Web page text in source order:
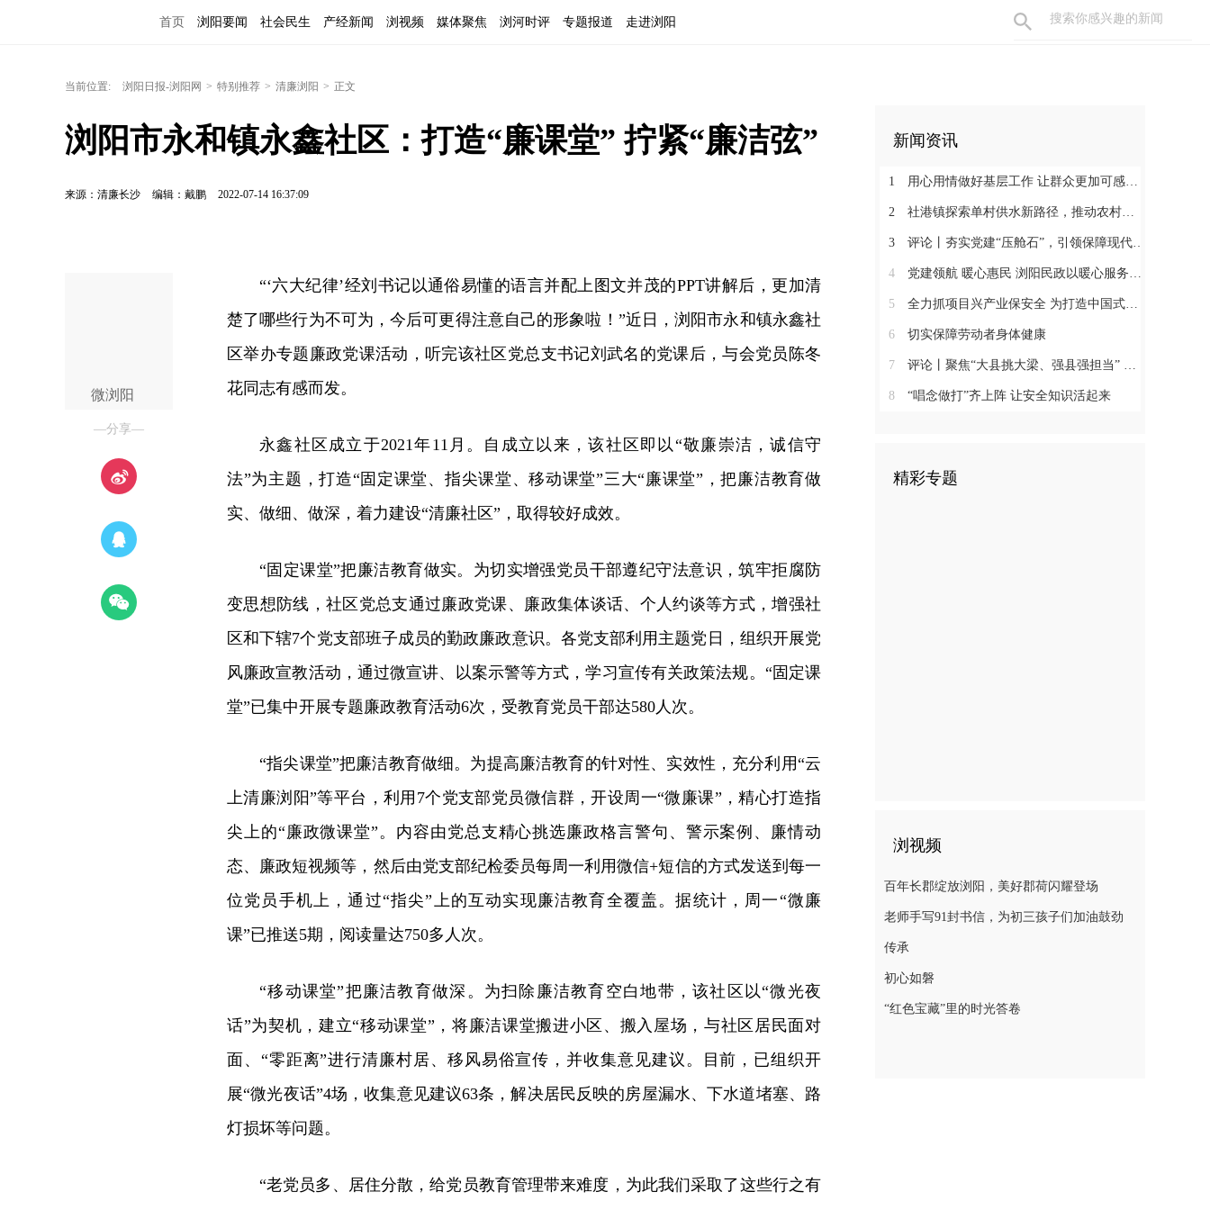
首页 浏阳要闻 社会民生 产经新闻 浏视频 媒体聚焦 浏河时评 专题报道 走进浏阳
当前位置: 浏阳日报-浏阳网 > 特别推荐 > 清廉浏阳 > 正文
浏阳市永和镇永鑫社区：打造“廉课堂” 拧紧“廉洁弦”
来源：清廉长沙 编辑：戴鹏 2022-07-14 16:37:09
微浏阳
—分享—
“‘六大纪律’经刘书记以通俗易懂的语言并配上图文并茂的PPT讲解后，更加清
楚了哪些行为不可为，今后可更得注意自己的形象啦！”近日，浏阳市永和镇永鑫社
区举办专题廉政党课活动，听完该社区党总支书记刘武名的党课后，与会党员陈冬
花同志有感而发。
永鑫社区成立于2021年11月。自成立以来，该社区即以“敬廉崇洁，诚信守
法”为主题，打造“固定课堂、指尖课堂、移动课堂”三大“廉课堂”，把廉洁教育做
实、做细、做深，着力建设“清廉社区”，取得较好成效。
“固定课堂”把廉洁教育做实。为切实增强党员干部遵纪守法意识，筑牢拒腐防
变思想防线，社区党总支通过廉政党课、廉政集体谈话、个人约谈等方式，增强社
区和下辖7个党支部班子成员的勤政廉政意识。各党支部利用主题党日，组织开展党
风廉政宣教活动，通过微宣讲、以案示警等方式，学习宣传有关政策法规。“固定课
堂”已集中开展专题廉政教育活动6次，受教育党员干部达580人次。
“指尖课堂”把廉洁教育做细。为提高廉洁教育的针对性、实效性，充分利用“云
上清廉浏阳”等平台，利用7个党支部党员微信群，开设周一“微廉课”，精心打造指
尖上的“廉政微课堂”。内容由党总支精心挑选廉政格言警句、警示案例、廉情动
态、廉政短视频等，然后由党支部纪检委员每周一利用微信+短信的方式发送到每一
位党员手机上，通过“指尖”上的互动实现廉洁教育全覆盖。据统计，周一“微廉
课”已推送5期，阅读量达750多人次。
“移动课堂”把廉洁教育做深。为扫除廉洁教育空白地带，该社区以“微光夜
话”为契机，建立“移动课堂”，将廉洁课堂搬进小区、搬入屋场，与社区居民面对
面、“零距离”进行清廉村居、移风易俗宣传，并收集意见建议。目前，已组织开
展“微光夜话”4场，收集意见建议63条，解决居民反映的房屋漏水、下水道堵塞、路
灯损坏等问题。
“老党员多、居住分散，给党员教育管理带来难度，为此我们采取了这些行之有
新闻资讯
1 用心用情做好基层工作 让群众更加可感可及
2 社港镇探索单村供水新路径，推动农村安全饮水提质升级
3 评论丨夯实党建“压舱石”，引领保障现代化建设新征程
4 党建领航 暖心惠民 浏阳民政以暖心服务书写惠民答卷
5 全力抓项目兴产业保安全 为打造中国式现代化县域示范作出更大贡献
6 切实保障劳动者身体健康
7 评论丨聚焦“大县挑大梁、强县强担当” 保持定力真抓实干奋发作为
8 “唱念做打”齐上阵 让安全知识活起来
精彩专题
浏视频
百年长郡绽放浏阳，美好郡荷闪耀登场
老师手写91封书信，为初三孩子们加油鼓劲
传承
初心如磐
“红色宝藏”里的时光答卷